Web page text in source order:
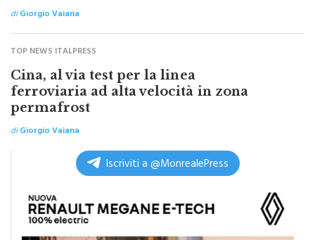
diGiorgio Vaiana
TOP NEWS ITALPRESS
Cina, al via test per la linea
ferroviaria ad alta velocità in zona
permafrost
diGiorgio Vaiana
Iscriviti a @MonrealePress